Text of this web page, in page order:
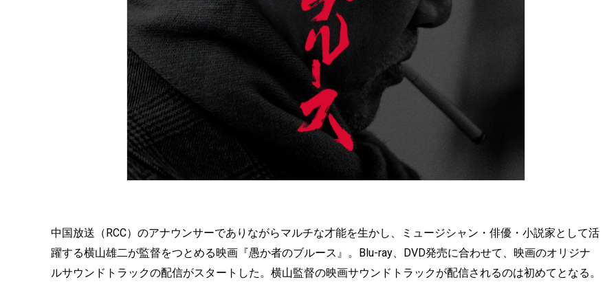
中国放送（RCC）のアナウンサーでありながらマルチな才能を生かし、ミュージシャン・俳優・小説家として活
躍する横山雄二が監督をつとめる映画『愚か者のブルース』。Blu-ray、DVD発売に合わせて、映画のオリジナ
ルサウンドトラックの配信がスタートした。横山監督の映画サウンドトラックが配信されるのは初めてとなる。